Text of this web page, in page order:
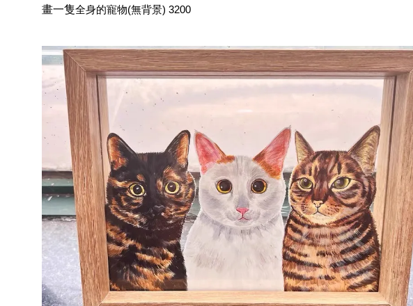
畫一隻全身的寵物(無背景) 3200